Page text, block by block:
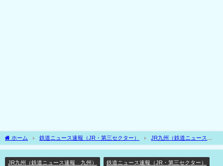
ホーム 鉄道ニュース速報（JR・第三セクター）
JR九州（鉄道ニュース速
報 九州）
501系・307系⁉改造車でデビュー⁉各1編成はキューポちゃんラッピン
JR九州（鉄道ニュース速報 九州）
鉄道ニュース速報（JR・第三セクター）